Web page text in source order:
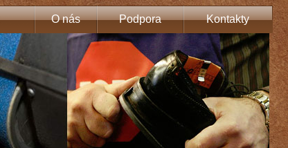
O nás Podpora Kontakty